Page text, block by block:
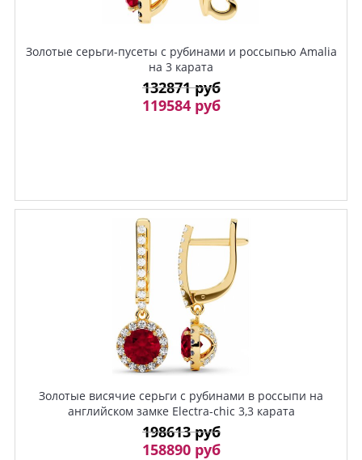
Золотые серьги-пусеты с рубинами и россыпью Amalia
на 3 карата
132871 руб
119584 руб
Золотые висячие серьги с рубинами в россыпи на
английском замке Electra-chic 3,3 карата
198613 руб
158890 руб